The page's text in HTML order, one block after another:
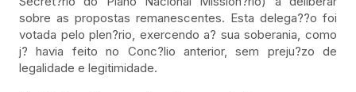
sobre as propostas remanescentes. Esta delega??o foi
votada pelo plen?rio, exercendo a? sua soberania, como
j? havia feito no Conc?lio anterior, sem preju?zo de
legalidade e legitimidade.